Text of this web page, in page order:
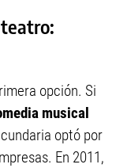
opción. Si
musical
optó por
En 2011,